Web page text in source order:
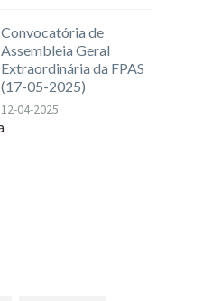
Convocatória de
Assembleia Geral
Extraordinária da FPAS
(17-05-2025)
12-04-2025